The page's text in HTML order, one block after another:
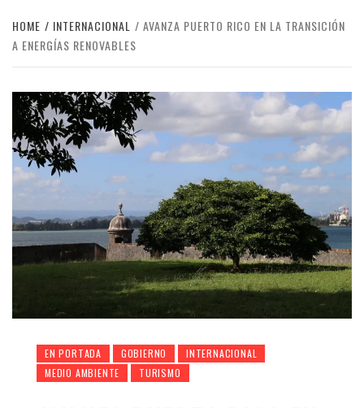
HOME INTERNACIONAL
AVANZA PUERTO RICO EN LA TRANSICIÓN
A ENERGÍAS RENOVABLES
EN PORTADA GOBIERNO
INTERNACIONAL
MEDIO AMBIENTE
TURISMO